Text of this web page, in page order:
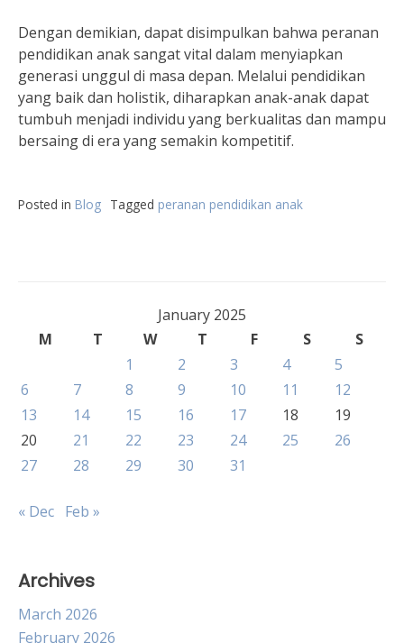
Dengan demikian, dapat disimpulkan bahwa peranan
pendidikan anak sangat vital dalam menyiapkan
generasi unggul di masa depan. Melalui pendidikan
yang baik dan holistik, diharapkan anak-anak dapat
tumbuh menjadi individu yang berkualitas dan mampu
bersaing di era yang semakin kompetitif.
Posted in Blog Tagged peranan pendidikan anak
January 2025
M
T W T F S
S
1
2 3 4
5
6
7 8 9 10 11
12
13
14 15 16 17 18
19
20
21 22 23 24 25
26
27
28 29 30 31
« Dec Feb »
Archives
March 2026
February 2026